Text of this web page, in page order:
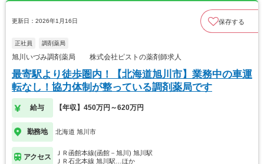
更新日：2026年1月16日 保存する
正社員 調剤薬局
旭川いづみ調剤薬局 株式会社ピストの薬剤師求人
最寄駅より徒歩圏内！【北海道旭川市】業務中の車運
転なし！協力体制が整っている調剤薬局です
給与 【年収】450万円～620万円
勤務地 北海道 旭川市
アクセス
ＪＲ函館本線(函館－旭川) 旭川駅
ＪＲ石北本線 旭川駅…ほか